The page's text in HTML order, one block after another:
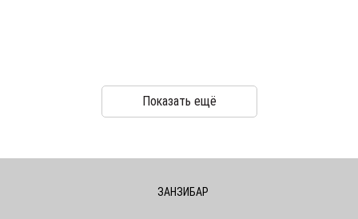
Показать ещё
ЗАНЗИБАР